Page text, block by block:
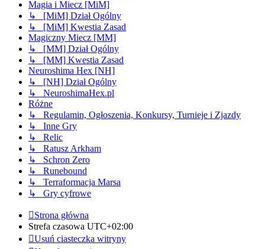
Magia i Miecz [MiM]
↳ [MiM] Dział Ogólny
↳ [MiM] Kwestia Zasad
Magiczny Miecz [MM]
↳ [MM] Dział Ogólny
↳ [MM] Kwestia Zasad
Neuroshima Hex [NH]
↳ [NH] Dział Ogólny
↳ NeuroshimaHex.pl
Różne
↳ Regulamin, Ogłoszenia, Konkursy, Turnieje i Zjazdy
↳ Inne Gry
↳ Relic
↳ Ratusz Arkham
↳ Schron Zero
↳ Runebound
↳ Terraformacja Marsa
↳ Gry cyfrowe
Strona główna
Strefa czasowa UTC+02:00
Usuń ciasteczka witryny